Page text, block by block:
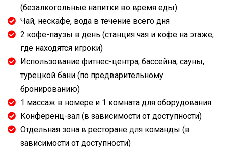
(безалкогольные напитки во время еды)
Чай, нескафе, вода в течение всего дня
2 кофе-паузы в день (станция чая и кофе на этаже,
где находятся игроки)
Использование фитнес-центра, бассейна, сауны,
турецкой бани (по предварительному
бронированию)
1 массаж в номере и 1 комната для оборудования
Конференц-зал (в зависимости от доступности)
Отдельная зона в ресторане для команды (в
зависимости от доступности)